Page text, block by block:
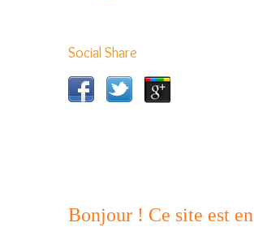
Social Share
Bonjour ! Ce site est en